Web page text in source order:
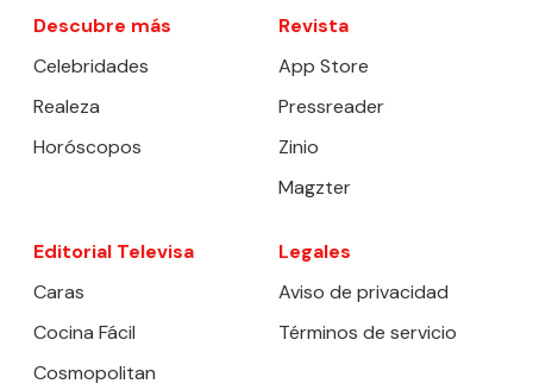
Descubre más
Celebridades
Realeza
Horóscopos
Revista
App Store
Pressreader
Zinio
Magzter
Editorial Televisa
Caras
Cocina Fácil
Cosmopolitan
Legales
Aviso de privacidad
Términos de servicio